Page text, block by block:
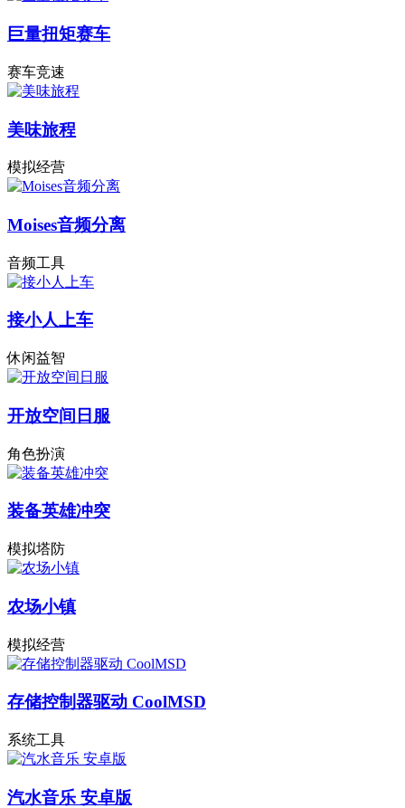
巨量扭矩赛车
赛车竞速
美味旅程
模拟经营
Moises音频分离
音频工具
接小人上车
休闲益智
开放空间日服
角色扮演
装备英雄冲突
模拟塔防
农场小镇
模拟经营
存储控制器驱动 CoolMSD
系统工具
汽水音乐 安卓版